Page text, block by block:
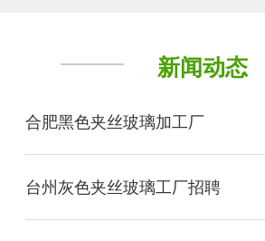
新闻动态
合肥黑色夹丝玻璃加工厂
台州灰色夹丝玻璃工厂招聘